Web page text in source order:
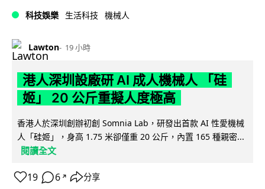
科技娛樂 生活科技 機械人
Lawton 19 小時
港人深圳設廠研 AI 成人機械人 「硅
姬」 20 公斤重擬人度極高
香港人於深圳創辦初創 Somnia Lab，研發出首款 AI 性愛機械
人「硅姬」，身高 1.75 米卻僅重 20 公斤，內置 165 種親密...
閱讀全文
19 6 ↗ 分享